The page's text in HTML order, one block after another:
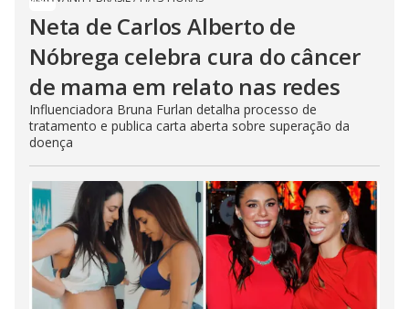
Neta de Carlos Alberto de
Nóbrega celebra cura do câncer
de mama em relato nas redes
Influenciadora Bruna Furlan detalha processo de
tratamento e publica carta aberta sobre superação da
doença